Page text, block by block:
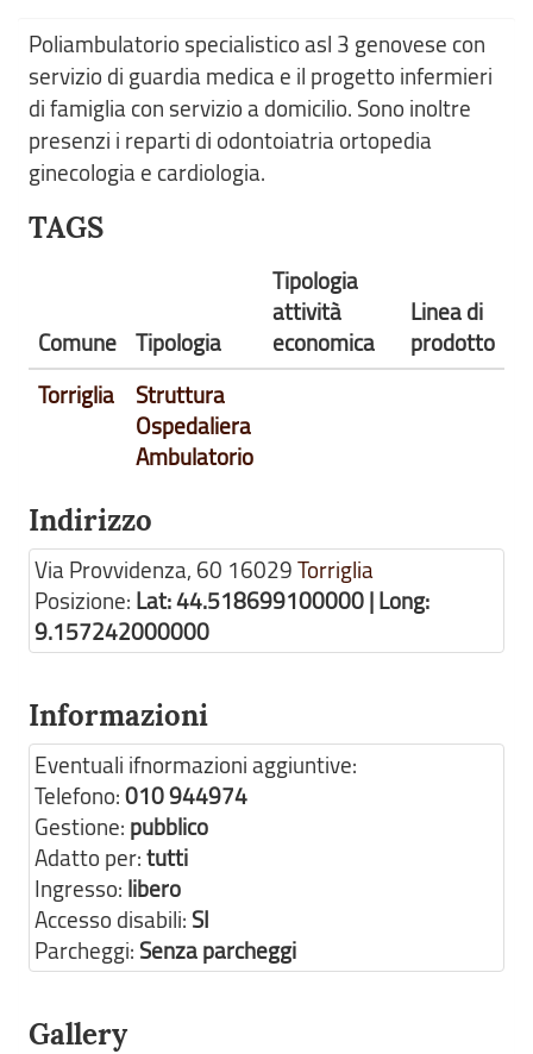
Poliambulatorio specialistico asl 3 genovese con
servizio di guardia medica e il progetto infermieri
di famiglia con servizio a domicilio. Sono inoltre
presenzi i reparti di odontoiatria ortopedia
ginecologia e cardiologia.
TAGS
Comune Tipologia
Tipologia
attività
economica
Linea di
prodotto
Torriglia
Struttura
Ospedaliera
Ambulatorio
Indirizzo
Via Provvidenza, 60 16029Torriglia
Posizione: Lat: 44.518699100000 | Long:
9.157242000000
Informazioni
Eventuali ifnormazioni aggiuntive:
Telefono:010 944974
Gestione: pubblico
Adatto per:tutti
Ingresso: libero
Accesso disabili: SI
Parcheggi: Senza parcheggi
Gallery